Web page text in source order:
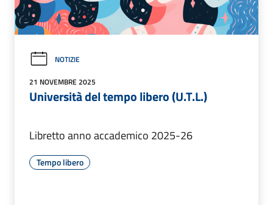
NOTIZIE
21 NOVEMBRE 2025
Università del tempo libero (U.T.L.)
Libretto anno accademico 2025-26
Tempo libero